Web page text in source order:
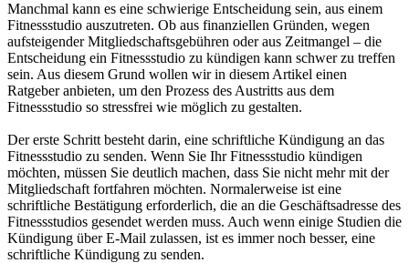
Manchmal kann es eine schwierige Entscheidung sein, aus einem
Fitnessstudio auszutreten. Ob aus finanziellen Gründen, wegen
aufsteigender Mitgliedschaftsgebühren oder aus Zeitmangel – die
Entscheidung ein Fitnessstudio zu kündigen kann schwer zu treffen
sein. Aus diesem Grund wollen wir in diesem Artikel einen
Ratgeber anbieten, um den Prozess des Austritts aus dem
Fitnessstudio so stressfrei wie möglich zu gestalten.
Der erste Schritt besteht darin, eine schriftliche Kündigung an das
Fitnessstudio zu senden. Wenn Sie Ihr Fitnessstudio kündigen
möchten, müssen Sie deutlich machen, dass Sie nicht mehr mit der
Mitgliedschaft fortfahren möchten. Normalerweise ist eine
schriftliche Bestätigung erforderlich, die an die Geschäftsadresse des
Fitnessstudios gesendet werden muss. Auch wenn einige Studien die
Kündigung über E-Mail zulassen, ist es immer noch besser, eine
schriftliche Kündigung zu senden.